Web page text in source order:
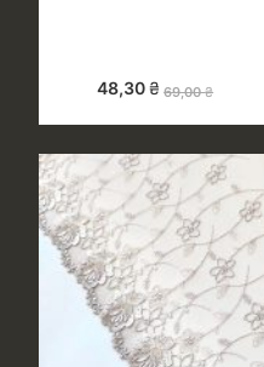
69,00₴
48,30₴